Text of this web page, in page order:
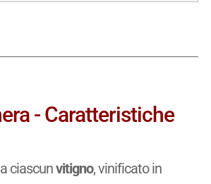
- Caratteristiche
ciascunvitigno, vinificato in